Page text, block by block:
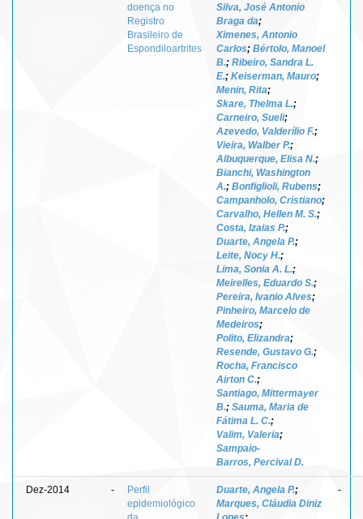
doença no
Registro
Brasileiro de
Espondiloartrites
Silva, José Antonio
Braga da;
Ximenes, Antonio
Carlos; Bértolo, Manoel
B.; Ribeiro, Sandra L.
E.; Keiserman, Mauro;
Menin, Rita;
Skare, Thelma L.;
Carneiro, Sueli;
Azevedo, Valderílio F.;
Vieira, Walber P.;
Albuquerque, Elisa N.;
Bianchi, Washington
A.; Bonfiglioli, Rubens;
Campanholo, Cristiano;
Carvalho, Hellen M. S.;
Costa, Izaias P.;
Duarte, Angela P.;
Leite, Nocy H.;
Lima, Sonia A. L.;
Meirelles, Eduardo S.;
Pereira, Ivanio Alves;
Pinheiro, Marcelo de
Medeiros;
Polito, Elizandra;
Resende, Gustavo G.;
Rocha, Francisco
Airton C.;
Santiago, Mittermayer
B.; Sauma, Maria de
Fátima L. C.;
Valim, Valeria;
Sampaio-
Barros, Percival D.
Dez-2014 -
Perfil
epidemiológico
Duarte, Angela P.;
Marques, Cláudia Diniz
-